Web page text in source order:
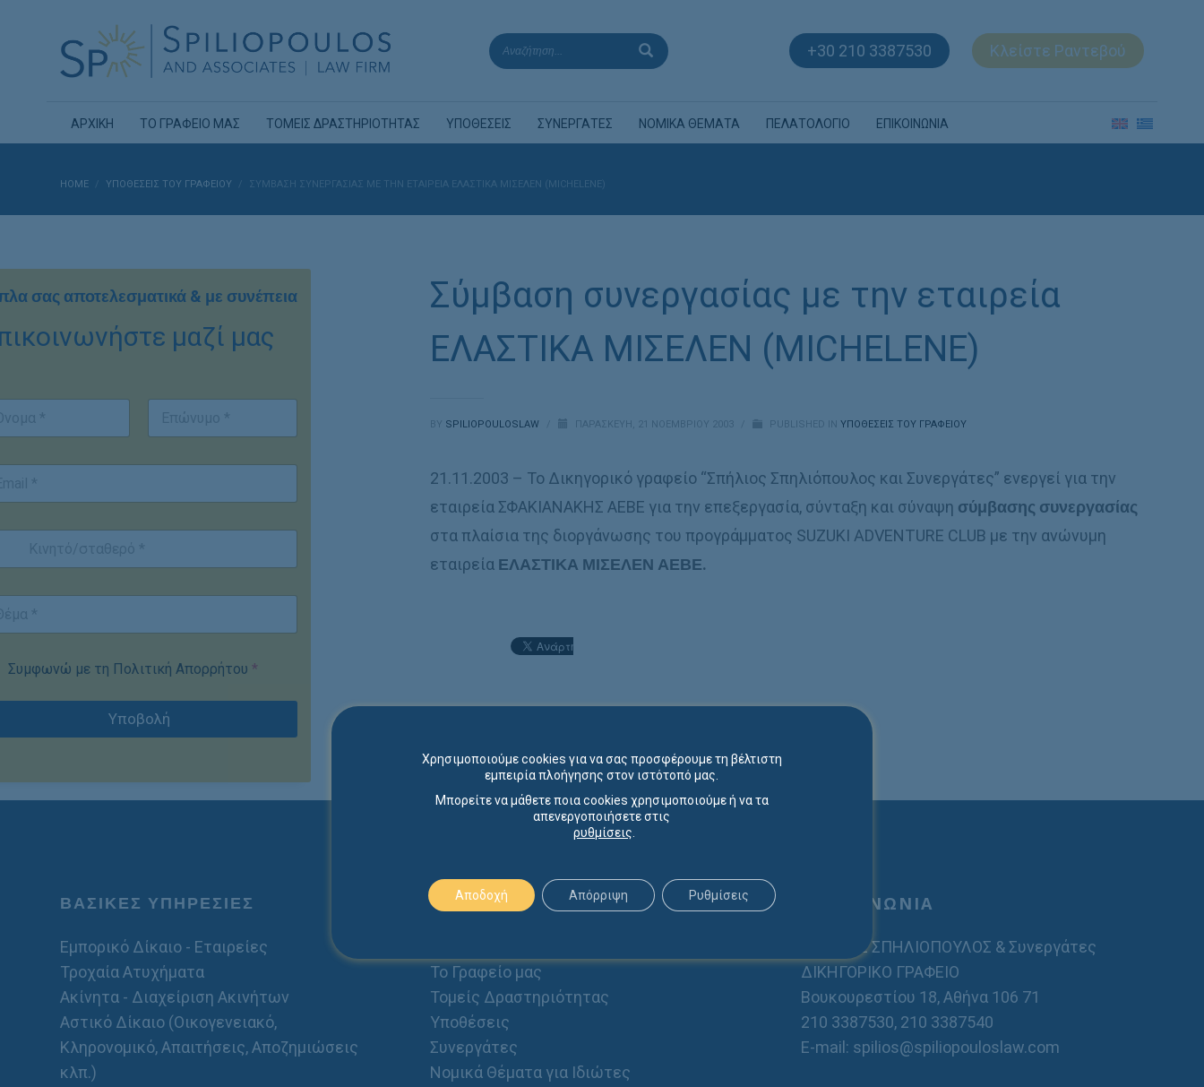
+30 210 3387530 Κλείστε Ραντεβού
ΑΡΧΙΚΗ ΤΟ ΓΡΑΦΕΙΟ ΜΑΣ ΤΟΜΕΙΣ ΔΡΑΣΤΗΡΙΟΤΗΤΑΣ ΥΠΟΘΕΣΕΙΣ ΣΥΝΕΡΓΑΤΕΣ ΝΟΜΙΚΑ ΘΕΜΑΤΑ ΠΕΛΑΤΟΛΟΓΙΟ ΕΠΙΚΟΙΝΩΝΙΑ
HOME ΥΠΟΘΈΣΕΙΣ ΤΟΥ ΓΡΑΦΕΊΟΥ ΣΎΜΒΑΣΗ ΣΥΝΕΡΓΑΣΊΑΣ ΜΕ ΤΗΝ ΕΤΑΙΡΕΊΑ ΕΛΑΣΤΙΚΑ ΜΙΣΕΛΕΝ (MICHELENE)
Σύμβαση συνεργασίας με την εταιρεία
ΕΛΑΣΤΙΚΑ ΜΙΣΕΛΕΝ (MICHELENE)
BY SPILIOPOULOSLAW ΠΑΡΑΣΚΕΥΉ, 21 ΝΟΕΜΒΡΊΟΥ 2003 PUBLISHED INΥΠΟΘΈΣΕΙΣ ΤΟΥ ΓΡΑΦΕΊΟΥ
21.11.2003 – Το Δικηγορικό γραφείο “Σπήλιος Σπηλιόπουλος και Συνεργάτες” ενεργεί για την
εταιρεία ΣΦΑΚΙΑΝΑΚΗΣ ΑΕΒΕ για την επεξεργασία, σύνταξη και σύναψη σύμβασης συνεργασίας
στα πλαίσια της διοργάνωσης του προγράμματος SUZUKI ADVENTURE CLUB με την ανώνυμη
εταιρεία ΕΛΑΣΤΙΚΑ ΜΙΣΕΛΕΝ ΑΕΒΕ.
σας αποτελεσματικά & με συνέπεια
μαζί μας
Συμφωνώ με τη Πολιτική Απορρήτου *
Υποβολή
ΒΑΣΙΚΕΣ ΥΠΗΡΕΣΙΕΣ
Εμπορικό Δίκαιο - Εταιρείες
Τροχαία Ατυχήματα
Ακίνητα - Διαχείριση Ακινήτων
Αστικό Δίκαιο (Οικογενειακό,
Κληρονομικό, Απαιτήσεις, Αποζημιώσεις
κλπ.)
ΠΡΟΦΙΛ
Το Γραφείο μας
Τομείς Δραστηριότητας
Υποθέσεις
Συνεργάτες
Νομικά Θέματα για Ιδιώτες
ΕΠΙΚΟΙΝΩΝΙΑ
ΣΠΗΛΙΟΣ ΣΠΗΛΙΟΠΟΥΛΟΣ & Συνεργάτες
ΔΙΚΗΓΟΡΙΚΟ ΓΡΑΦΕΙΟ
Βουκουρεστίου 18, Αθήνα 106 71
210 3387530, 210 3387540
E-mail: spilios@spiliopouloslaw.com
Χρησιμοποιούμε cookies για να σας προσφέρουμε τη βέλτιστη
εμπειρία πλοήγησης στον ιστότοπό μας.
Μπορείτε να μάθετε ποια cookies χρησιμοποιούμε ή να τα
απενεργοποιήσετε στις
ρυθμίσεις
Αποδοχή Απόρριψη Ρυθμίσεις